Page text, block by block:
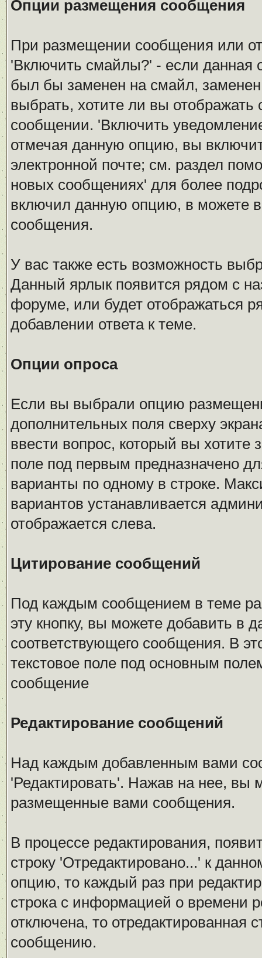
Опции размещения сообщения
При размещении сообщения или
'Включить смайлы?' - если данная
был бы заменен на смайл, заменен
выбрать, хотите ли вы
сообщении. 'Включить
отмечая данную опцию, вы
электронной почте; см. раздел
новых сообщениях' для более
включил данную опцию, в можете
сообщения.
У вас также есть возможность
Данный ярлык появится рядом с
форуме, или будет отображаться
добавлении ответа к теме.
Опции опроса
Если вы выбрали опцию
дополнительных поля сверху
ввести вопрос, который вы хотите
поле под первым предназначено
варианты по одному в строке.
вариантов устанавливается
отображается слева.
Цитирование сообщений
Под каждым сообщением в теме
эту кнопку, вы можете добавить в
соответствующего сообщения. В
текстовое поле под основным
сообщение
Редактирование сообщений
Над каждым добавленным вами
'Редактировать'. Нажав на нее, вы
размещенные вами сообщения.
В процессе редактирования,
строку 'Отредактировано...' к
опцию, то каждый раз при
строка с информацией о времени
отключена, то отредактированная
сообщению.